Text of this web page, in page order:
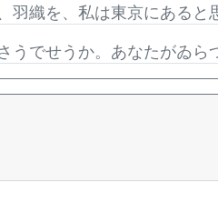
羽織を、私は東京にある
うでせうか。あなたがゐ